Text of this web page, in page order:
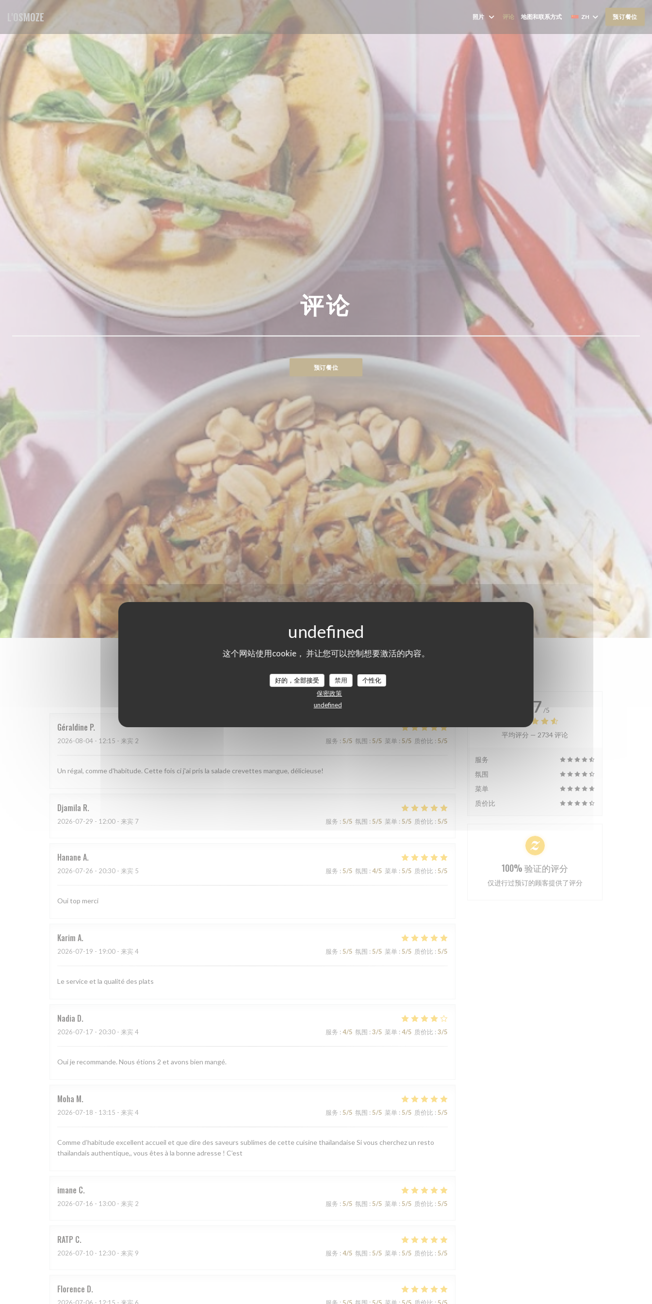
Cookie管理面板
这个网站使用cookie， 并让您可以控制想要激活的内容。
好的，全部接受 禁用
个性化
保密政策
undefined
L'OSMOZE 照片 评论 地图和联系方式 ZH 预订餐位
评论
预订餐位
我们的顾客评分
Géraldine P
2026-08-04 - 12:15 - 来宾 2 服务 : 5/5 氛围 : 5/5 菜单 : 5/5 质价比 : 5/5
Un régal, comme d'habitude. Cette fois ci j'ai pris la salade crevettes mangue, délicieuse!
Djamila R
2026-07-29 - 12:00 - 来宾 7 服务 : 5/5 氛围 : 5/5 菜单 : 5/5 质价比 : 5/5
Hanane A
2026-07-26 - 20:30 - 来宾 5 服务 : 5/5 氛围 : 4/5 菜单 : 5/5 质价比 : 5/5
Oui top merci
Karim A
2026-07-19 - 19:00 - 来宾 4 服务 : 5/5 氛围 : 5/5 菜单 : 5/5 质价比 : 5/5
Le service et la qualité des plats
Nadia D
2026-07-17 - 20:30 - 来宾 4 服务 : 4/5 氛围 : 3/5 菜单 : 4/5 质价比 : 3/5
Oui je recommande. Nous étions 2 et avons bien mangé.
Moha M
2026-07-18 - 13:15 - 来宾 4 服务 : 5/5 氛围 : 5/5 菜单 : 5/5 质价比 : 5/5
Comme d’habitude excellent accueil et que dire des saveurs sublimes de cette cuisine thaïlandaise Si vous cherchez un resto
thaïlandais authentique,, vous êtes à la bonne adresse ! C’est
imane C
2026-07-16 - 13:00 - 来宾 2 服务 : 5/5 氛围 : 5/5 菜单 : 5/5 质价比 : 5/5
RATP C
2026-07-10 - 12:30 - 来宾 9 服务 : 4/5 氛围 : 5/5 菜单 : 5/5 质价比 : 5/5
Florence D
2026-07-06 - 12:15 - 来宾 6 服务 : 5/5 氛围 : 5/5 菜单 : 5/5 质价比 : 5/5
4.7 /5
平均评分 — 2734 评论
服务
氛围
菜单
质价比
100% 验证的评分
仅进行过预订的顾客提供了评分